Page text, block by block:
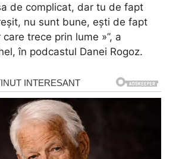
de complicat, dar tu de fapt
nu sunt bune, ești de fapt
trece prin lume »”, a
în podcastul Danei Rogoz.